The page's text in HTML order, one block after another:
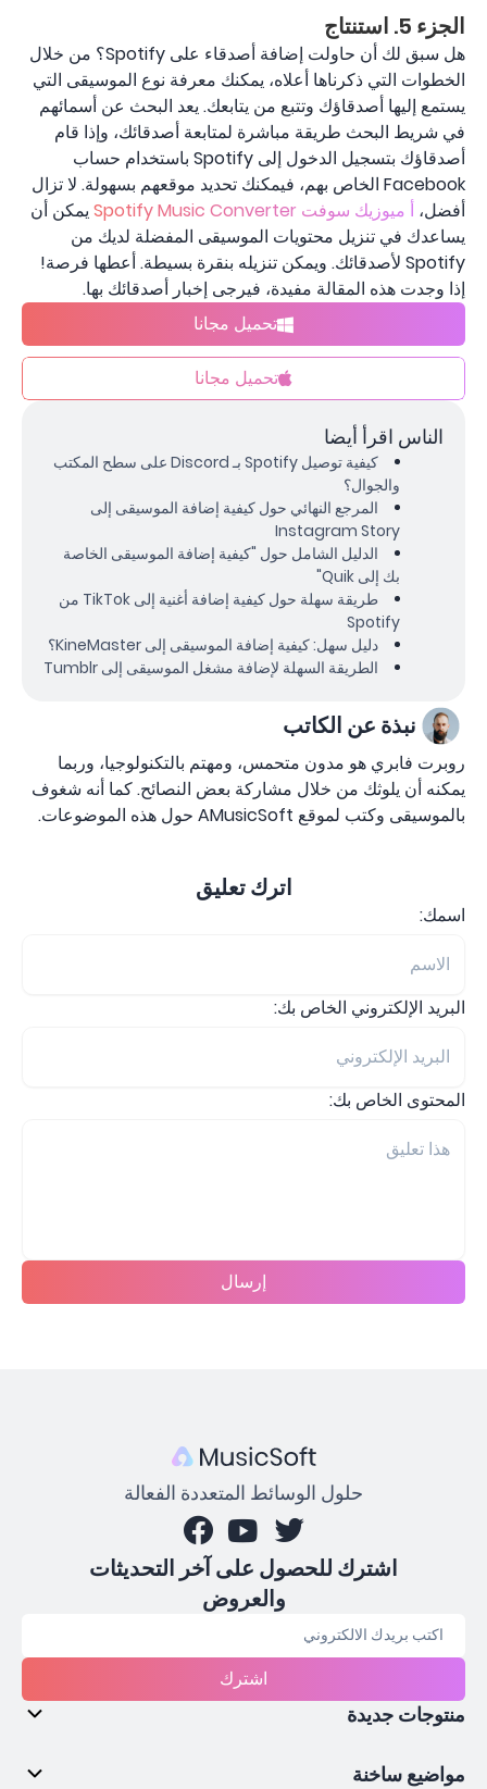
الجزء 5. استنتاج
هل سبق لك أن حاولت إضافة أصدقاء على Spotify؟ من خلال
الخطوات التي ذكرناها أعلاه، يمكنك معرفة نوع الموسيقى التي
يستمع إليها أصدقاؤك وتتبع من يتابعك. يعد البحث عن أسمائهم
في شريط البحث طريقة مباشرة لمتابعة أصدقائك، وإذا قام
أصدقاؤك بتسجيل الدخول إلى Spotify باستخدام حساب
Facebook الخاص بهم، فيمكنك تحديد موقعهم بسهولة. لا تزال
أفضل، أ ميوزيك سوفت Spotify Music Converter
يمكن أن
يساعدك في تنزيل محتويات الموسيقى المفضلة لديك من
Spotify لأصدقائك. ويمكن تنزيله بنقرة بسيطة. أعطها فرصة!
إذا وجدت هذه المقالة مفيدة، فيرجى إخبار أصدقائك بها.
تحميل مجانا
تحميل مجانا
الناس اقرأ أيضا
كيفية توصيل Spotify بـ Discord على سطح المكتب
والجوال؟
المرجع النهائي حول كيفية إضافة الموسيقى إلى
Instagram Story
الدليل الشامل حول "كيفية إضافة الموسيقى الخاصة
بك إلى Quik"
طريقة سهلة حول كيفية إضافة أغنية إلى TikTok من
Spotify
دليل سهل: كيفية إضافة الموسيقى إلى KineMaster؟
الطريقة السهلة لإضافة مشغل الموسيقى إلى Tumblr
نبذة عن الكاتب
روبرت فابري هو مدون متحمس، ومهتم بالتكنولوجيا، وربما
يمكنه أن يلوثك من خلال مشاركة بعض النصائح. كما أنه شغوف
بالموسيقى وكتب لموقع AMusicSoft حول هذه الموضوعات.
اترك تعليق
اسمك:
البريد الإلكتروني الخاص بك:
المحتوى الخاص بك:
إرسال
حلول الوسائط المتعددة الفعالة
اشترك للحصول على آخر التحديثات
والعروض
اشترك
منتوجات جديدة
مواضيع ساخنة